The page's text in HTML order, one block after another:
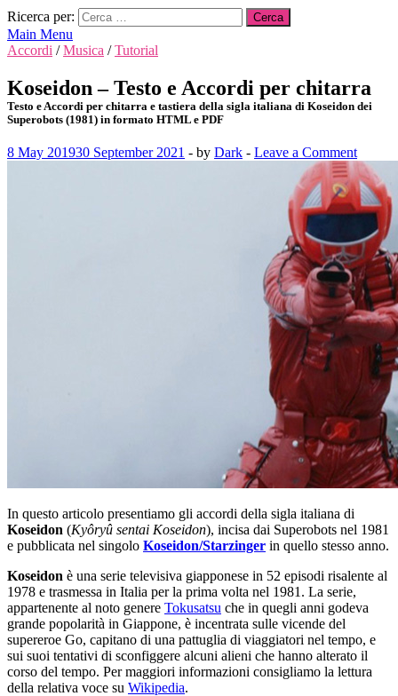
Ricerca per:
Main Menu
Accordi /Musica /Tutorial
Koseidon – Testo e Accordi per chitarra
Testo e Accordi per chitarra e tastiera della sigla italiana di Koseidon dei
Superobots (1981) in formato HTML e PDF
8 May 201930 September 2021 - by Dark - Leave a Comment
In questo articolo presentiamo gli accordi della sigla italiana di
Koseidon (Kyôryû sentai Koseidon), incisa dai Superobots nel 1981
e pubblicata nel singolo Koseidon/Starzinger in quello stesso anno.
Koseidon è una serie televisiva giapponese in 52 episodi risalente al
1978 e trasmessa in Italia per la prima volta nel 1981. La serie,
appartenente al noto genere Tokusatsu che in quegli anni godeva
grande popolarità in Giappone, è incentrata sulle vicende del
supereroe Go, capitano di una pattuglia di viaggiatori nel tempo, e
sui suoi tentativi di sconfiggere alcuni alieni che hanno alterato il
corso del tempo. Per maggiori informazioni consigliamo la lettura
della relativa voce su Wikipedia.